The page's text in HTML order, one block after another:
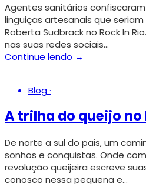
Agentes sanitários confiscaram
linguiças artesanais que
Roberta Sudbrack no Rock In
nas suas redes sociais…
Continue lendo →
Blog·
A trilha do queijo no
De norte a sul do pais, um
sonhos e conquistas. Onde
revolução queijeira escreve
conosco nessa pequena e…